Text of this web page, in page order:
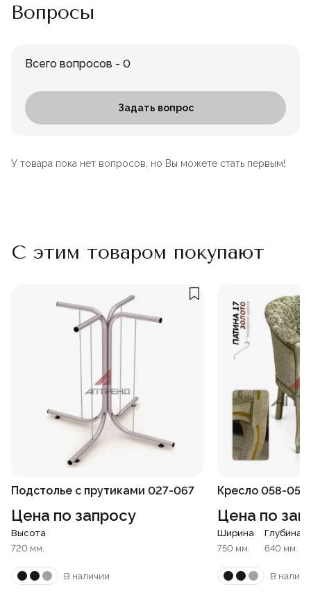
Вопросы
Всего вопросов - 0
Задать вопрос
У товара пока нет вопросов, но Вы можете стать первым!
С этим товаром покупают
Подстолье с прутиками 027-067
Цена по запросу
Высота
720 мм.
В наличии
Кресло 058-053
Цена по
Ширина
750 мм.
Глубина
640 мм.
В